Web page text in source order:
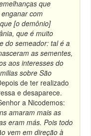
que
com
[o demônio]
que é muito
do semeador: tal é a
as sementes,
aos interesses do
sobre São
de ter realizado
e desaparece.
a Nicodemos:
amaram mais as
eram más. Pois todo
vem em direção à